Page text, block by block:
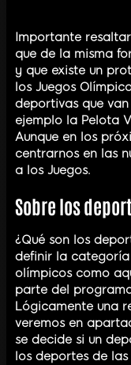
Importante
que de la misma
y que existe un
los Juegos
deportivas que
ejemplo la Pelota
Aunque en los
centrarnos en las
a los Juegos.
Sobre los
¿Qué son los
definir la categoría
olímpicos como
parte del
Lógicamente una
veremos en
se decide si un
los deportes de